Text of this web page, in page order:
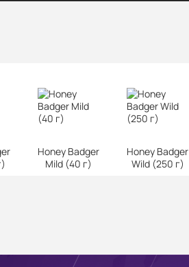
Honey Badger
Mild (40 г)
Honey Badger
Wild (250 г)